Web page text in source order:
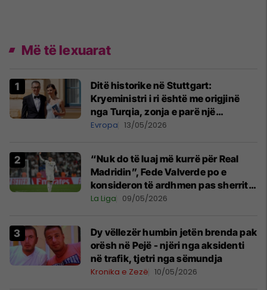
Më të lexuarat
Ditë historike në Stuttgart:
Kryeministri i ri është me origjinë
nga Turqia, zonja e parë një
shqiptare nga Kanadaja
Evropa 13/05/2026
“Nuk do të luaj më kurrë për Real
Madridin”, Fede Valverde po e
konsideron të ardhmen pas sherrit
me Tchouamenin
La Liga 09/05/2026
Dy vëllezër humbin jetën brenda pak
orësh në Pejë - njëri nga aksidenti
në trafik, tjetri nga sëmundja
Kronika e Zezë 10/05/2026